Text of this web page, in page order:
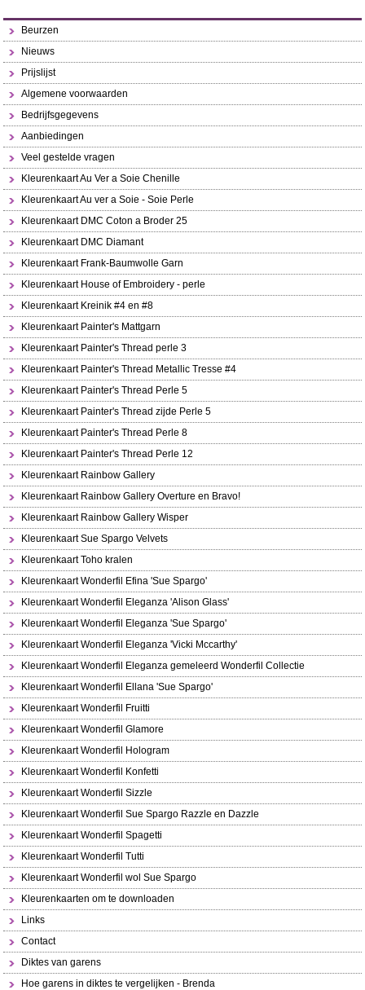
Beurzen
Nieuws
Prijslijst
Algemene voorwaarden
Bedrijfsgegevens
Aanbiedingen
Veel gestelde vragen
Kleurenkaart Au Ver a Soie Chenille
Kleurenkaart Au ver a Soie - Soie Perle
Kleurenkaart DMC Coton a Broder 25
Kleurenkaart DMC Diamant
Kleurenkaart Frank-Baumwolle Garn
Kleurenkaart House of Embroidery - perle
Kleurenkaart Kreinik #4 en #8
Kleurenkaart Painter's Mattgarn
Kleurenkaart Painter's Thread perle 3
Kleurenkaart Painter's Thread Metallic Tresse #4
Kleurenkaart Painter's Thread Perle 5
Kleurenkaart Painter's Thread zijde Perle 5
Kleurenkaart Painter's Thread Perle 8
Kleurenkaart Painter's Thread Perle 12
Kleurenkaart Rainbow Gallery
Kleurenkaart Rainbow Gallery Overture en Bravo!
Kleurenkaart Rainbow Gallery Wisper
Kleurenkaart Sue Spargo Velvets
Kleurenkaart Toho kralen
Kleurenkaart Wonderfil Efina 'Sue Spargo'
Kleurenkaart Wonderfil Eleganza 'Alison Glass'
Kleurenkaart Wonderfil Eleganza 'Sue Spargo'
Kleurenkaart Wonderfil Eleganza 'Vicki Mccarthy'
Kleurenkaart Wonderfil Eleganza gemeleerd Wonderfil Collectie
Kleurenkaart Wonderfil Ellana 'Sue Spargo'
Kleurenkaart Wonderfil Fruitti
Kleurenkaart Wonderfil Glamore
Kleurenkaart Wonderfil Hologram
Kleurenkaart Wonderfil Konfetti
Kleurenkaart Wonderfil Sizzle
Kleurenkaart Wonderfil Sue Spargo Razzle en Dazzle
Kleurenkaart Wonderfil Spagetti
Kleurenkaart Wonderfil Tutti
Kleurenkaart Wonderfil wol Sue Spargo
Kleurenkaarten om te downloaden
Links
Contact
Diktes van garens
Hoe garens in diktes te vergelijken - Brenda